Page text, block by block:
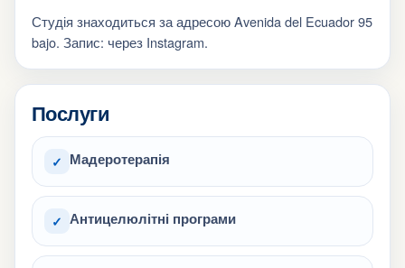
Студія знаходиться за адресою Avenida del Ecuador 95
bajo. Запис: через Instagram.
Послуги
✓ Мадеротерапія
✓ Антицелюлітні програми